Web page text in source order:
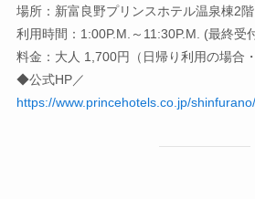
場所：新富良野プリンスホテル温泉棟2階
利用時間：1:00P.M.～11:30P.M. (最終受
料金：大人 1,700円（日帰り利用の場合
◆公式HP／
https://www.princehotels.co.jp/